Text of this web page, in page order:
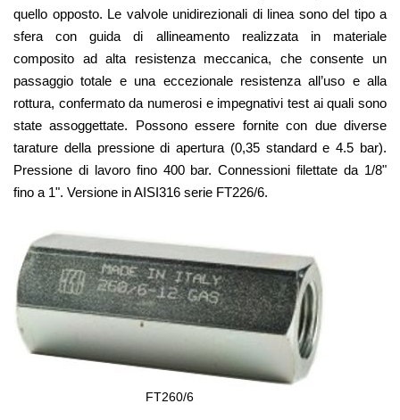
quello opposto. Le valvole unidirezionali di linea sono del tipo a
sfera con guida di allineamento realizzata in materiale
composito ad alta resistenza meccanica, che consente un
passaggio totale e una eccezionale resistenza all’uso e alla
rottura, confermato da numerosi e impegnativi test ai quali sono
state assoggettate. Possono essere fornite con due diverse
tarature della pressione di apertura (0,35 standard e 4.5 bar).
Pressione di lavoro fino 400 bar. Connessioni filettate da 1/8"
fino a 1". Versione in AISI316 serie FT226/6.
FT260/6